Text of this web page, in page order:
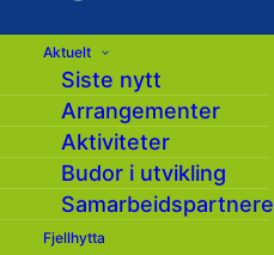
Aktuelt
Siste nytt
Arrangementer
Aktiviteter
Budor i utvikling
Samarbeidspartnere
Fjellhytta